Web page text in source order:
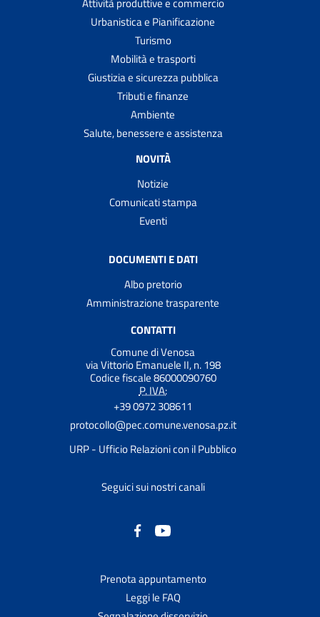
Attività produttive e commercio
Urbanistica e Pianificazione
Turismo
Mobilità e trasporti
Giustizia e sicurezza pubblica
Tributi e finanze
Ambiente
Salute, benessere e assistenza
NOVITÀ
Notizie
Comunicati stampa
Eventi
DOCUMENTI E DATI
Albo pretorio
Amministrazione trasparente
CONTATTI
Comune di Venosa
via Vittorio Emanuele II, n. 198
Codice fiscale 86000090760
P. IVA:
+39 0972 308611
protocollo@pec.comune.venosa.pz.it
URP - Ufficio Relazioni con il Pubblico
Seguici sui nostri canali
Prenota appuntamento
Leggi le FAQ